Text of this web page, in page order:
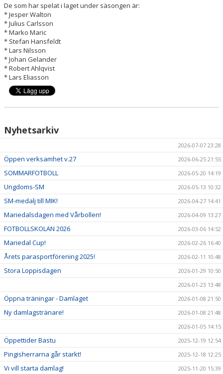
De som har spelat i laget under säsongen är:
* Jesper Walton
* Julius Carlsson
* Marko Maric
* Stefan Hansfeldt
* Lars Nilsson
* Johan Gelander
* Robert Ahlqvist
* Lars Eliasson
Nyhetsarkiv
2026-07-07 23:28
Öppen verksamhet v.27 2026-06-25 21:55
SOMMARFOTBOLL 2026-05-20 14:19
Ungdoms-SM 2026-05-13 10:32
SM-medalj till MIK! 2026-04-27 14:41
Mariedalsdagen med Vårbollen! 2026-04-09 13:27
FOTBOLLSKOLAN 2026 2026-03-06 14:52
Mariedal Cup! 2026-02-26 16:40
Årets parasportförening 2025! 2026-02-11 10:48
Stora Loppisdagen
2026-01-29 10:50
2026-01-23 13:48
Öppna träningar - Damlaget 2026-01-08 21:50
Ny damlagstränare!
2026-01-08 21:48
2026-01-05 14:15
Öppettider Bastu 2025-12-19 12:54
Pingisherrarna går starkt! 2025-12-18 12:25
Vi vill starta damlag! 2025-11-20 15:39